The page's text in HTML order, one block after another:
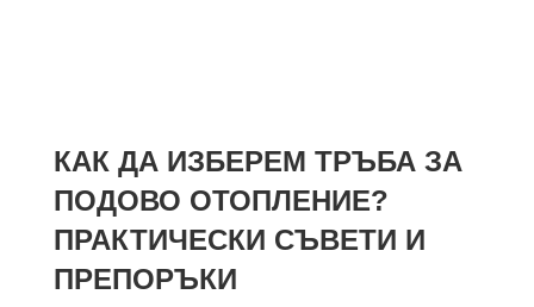
КАК ДА ИЗБЕРЕМ ТРЪБА ЗА
ПОДОВО ОТОПЛЕНИЕ?
ПРАКТИЧЕСКИ СЪВЕТИ И
ПРЕПОРЪКИ